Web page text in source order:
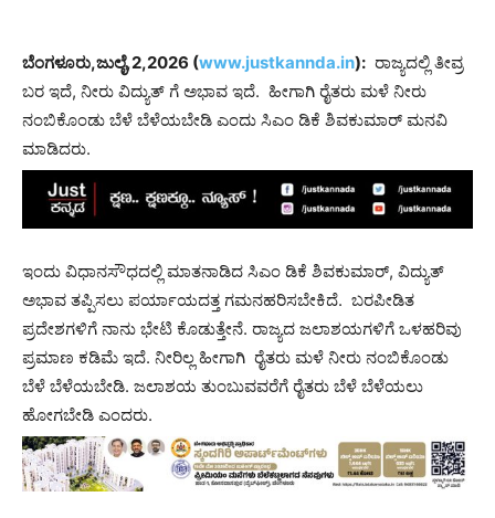
ಬೆಂಗಳೂರು,ಜುಲೈ,2,2026 (www.justkannda.in): ರಾಜ್ಯದಲ್ಲಿ ತೀವ್ರ
ಬರ ಇದೆ, ನೀರು ವಿದ್ಯುತ್ ಗೆ ಅಭಾವ ಇದೆ. ಹೀಗಾಗಿ ರೈತರು ಮಳೆ ನೀರು
ನಂಬಿಕೊಂಡು ಬೆಳೆ ಬೆಳೆಯಬೇಡಿ ಎಂದು ಸಿಎಂ ಡಿಕೆ ಶಿವಕುಮಾರ್ ಮನವಿ
ಮಾಡಿದರು.
ಇಂದು ವಿಧಾನಸೌಧದಲ್ಲಿ ಮಾತನಾಡಿದ ಸಿಎಂ ಡಿಕೆ ಶಿವಕುಮಾರ್, ವಿದ್ಯುತ್
ಅಭಾವ ತಪ್ಪಿಸಲು ಪರ್ಯಾಯದತ್ತ ಗಮನಹರಿಸಬೇಕಿದೆ. ಬರಪೀಡಿತ
ಪ್ರದೇಶಗಳಿಗೆ ನಾನು ಭೇಟಿ ಕೊಡುತ್ತೇನೆ. ರಾಜ್ಯದ ಜಲಾಶಯಗಳಿಗೆ ಒಳಹರಿವು
ಪ್ರಮಾಣ ಕಡಿಮೆ ಇದೆ. ನೀರಿಲ್ಲ ಹೀಗಾಗಿ ರೈತರು ಮಳೆ ನೀರು ನಂಬಿಕೊಂಡು
ಬೆಳೆ ಬೆಳೆಯಬೇಡಿ. ಜಲಾಶಯ ತುಂಬುವವರೆಗೆ ರೈತರು ಬೆಳೆ ಬೆಳೆಯಲು
ಹೋಗಬೇಡಿ ಎಂದರು.